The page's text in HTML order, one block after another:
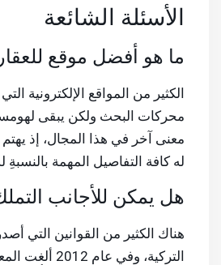
الأسئلة الشائعة
ما هو أفضل موقع
الكثير من المواقع الإلكترونية
معنى آخر في هذا المجال، إذ
له كافة التفاصيل المهمة
هل يمكن للأجانب
هناك الكثير من القوانين التي
التركية، وفي